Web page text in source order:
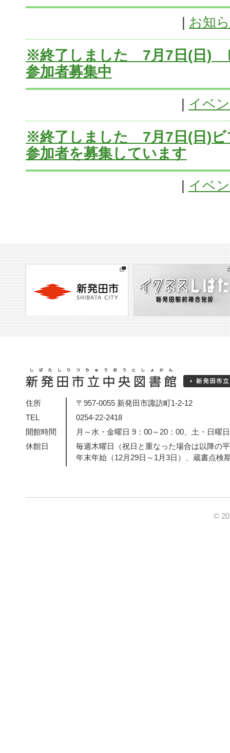
お知
※終了しました 7月7日(日)
参加者募集中
イベ
※終了しました 7月7日(日)ビ
参加者を募集しています
イベ
住所
〒957-0055 新発田市諏訪町1-2-12
TEL
0254-22-2418
開館時間
月～水・金曜日 9：00～20：00、土・日曜
休館日
毎週木曜日（祝日と重なった場合は以降の
年末年始（12月29日～1月3日）、蔵書点検
©